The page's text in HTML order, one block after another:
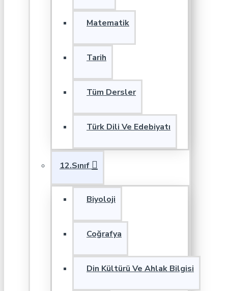
Matematik
Tarih
Tüm Dersler
Türk Dili Ve Edebiyatı
12.Sınıf
Biyoloji
Coğrafya
Din Kültürü Ve Ahlak Bilgisi